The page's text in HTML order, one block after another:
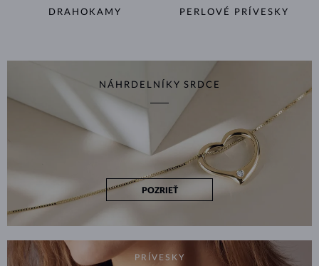
DRAHOKAMY PERLOVÉ PRÍVESKY
NÁHRDELNÍKY SRDCE
POZRIEŤ
PRÍVESKY